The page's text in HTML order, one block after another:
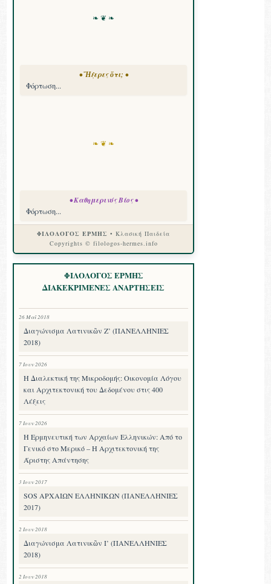
❧ ❦ ❧
• Ἤξερες ὅτι; •
Φόρτωση...
❧ ❦ ❧
• Καθημερινός Βίος •
Φόρτωση...
ΦΙΛΟΛΟΓΟΣ ΕΡΜΗΣ • Κλασική Παιδεία
Copyrights © filologos-hermes.info
ΦΙΛΟΛΟΓΟΣ ΕΡΜΗΣ
ΔΙΑΚΕΚΡΙΜΕΝΕΣ ΑΝΑΡΤΗΣΕΙΣ
26 Μαΐ 2018
Διαγώνισμα Λατινικῶν Ζ’ (ΠΑΝΕΛΛΗΝΙΕΣ
2018)
7 Ιουν 2026
Η Διαλεκτική της Μικροδομής: Οικονομία Λόγου
και Αρχιτεκτονική του Δεδομένου στις 400
Λέξεις
7 Ιουν 2026
Η Ερμηνευτική των Αρχαίων Ελληνικών: Από το
Γενικό στο Μερικό – Η Αρχιτεκτονική της
Άριστης Απάντησης
3 Ιουν 2017
SOS ΑΡΧΑΙΩΝ ΕΛΛΗΝΙΚΩΝ (ΠΑΝΕΛΛΗΝΙΕΣ
2017)
2 Ιουν 2018
Διαγώνισμα Λατινικῶν Ι’ (ΠΑΝΕΛΛΗΝΙΕΣ
2018)
2 Ιουν 2018